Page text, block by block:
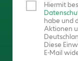
Hiermit
habe und
Aktionen
Diese
E-Mail